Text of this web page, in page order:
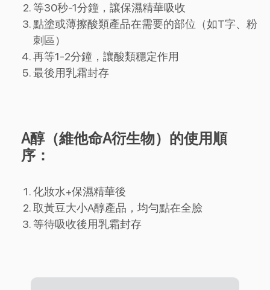
等30秒-1分鐘，讓保濕精華吸收
點塗或薄擦酸類產品在需要的部位（如T字、粉
刺區）
再等1-2分鐘，讓酸類穩定作用
最後用乳霜封存
A醇（維他命A衍生物）的使用順
序：
化妝水+保濕精華後
取黃豆大小A醇產品，均勻點在全臉
等待吸收後用乳霜封存